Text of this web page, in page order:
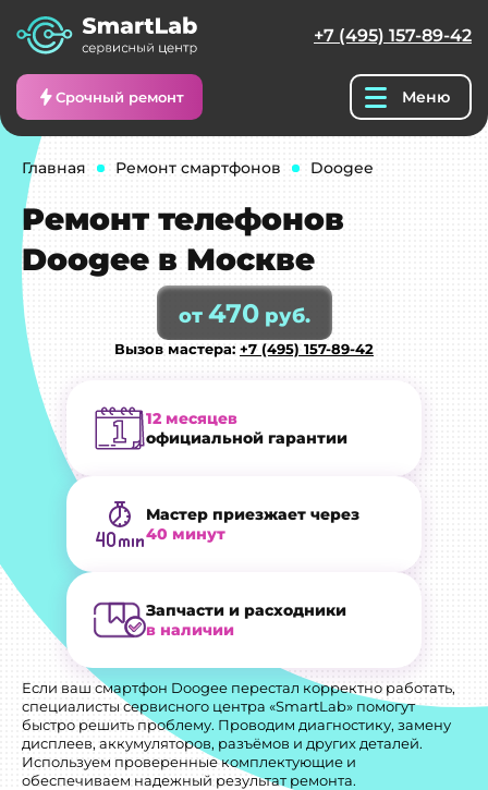
+7 (495) 157-89-42
Срочный ремонт Меню
Главная Ремонт смартфонов Doogee
Ремонт телефонов
Doogee в Москве
от 470руб.
Вызов мастера: +7 (495) 157-89-42
12 месяцев
официальной гарантии
Мастер приезжает через
40 минут
Запчасти и расходники
в наличии
Если ваш смартфон Doogee перестал корректно работать,
специалисты сервисного центра «SmartLab» помогут
быстро решить проблему. Проводим диагностику, замену
дисплеев, аккумуляторов, разъёмов и других деталей.
Используем проверенные комплектующие и
обеспечиваем надежный результат ремонта.